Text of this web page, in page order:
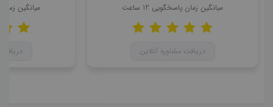
میانگین زمان پاسخگویی 12 ساعت
دریافت مشاوره آنلاین
میانگین